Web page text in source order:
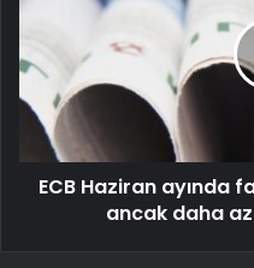
ECB Haziran ayında
ancak daha